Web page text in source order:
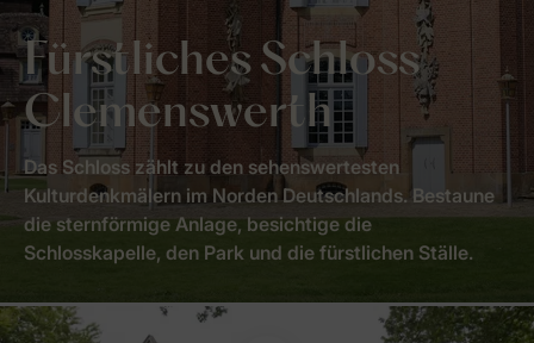
Fürstliches Schloss
Clemenswerth
Das Schloss zählt zu den sehenswertesten
Kulturdenkmälern im Norden Deutschlands. Bestaune
die sternförmige Anlage, besichtige die
Schlosskapelle, den Park und die fürstlichen Ställe.